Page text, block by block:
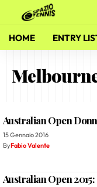
HOME ENTRY
Australian Open
15 Gennaio 2016
ByFabio Valente
Australian Open